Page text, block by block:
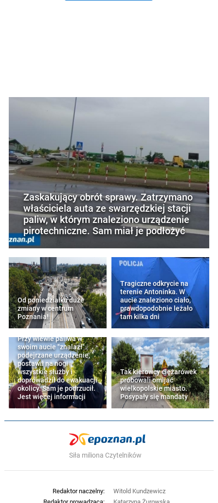
Zaskakujący obrót sprawy. Zatrzymano
właściciela auta ze swarzędzkiej stacji
paliw, w którym znaleziono urządzenie
pirotechniczne. Sam miał je podłożyć
Od poniedziałku duże
zmiany w centrum
Poznania!
Tragiczne odkrycie na
terenie Antoninka. W
aucie znaleziono ciało,
prawdopodobnie leżało
tam kilka dni
Przy wlewie paliwa w
swoim aucie "znalazł"
podejrzane urządzenie,
postawił na nogi
wszystkie służby i
doprowadził do ewakuacji
okolicy. Sam je podrzucił.
Jest więcej informacji
Tak kierowcy ciężarówek
próbowali omijać
wielkopolskie miasto.
Posypały się mandaty
Siła miliona Czytelników
Redaktor naczelny:
Witold Kundzewicz
Redaktor prowadząca:
Katarzyna Żurowska